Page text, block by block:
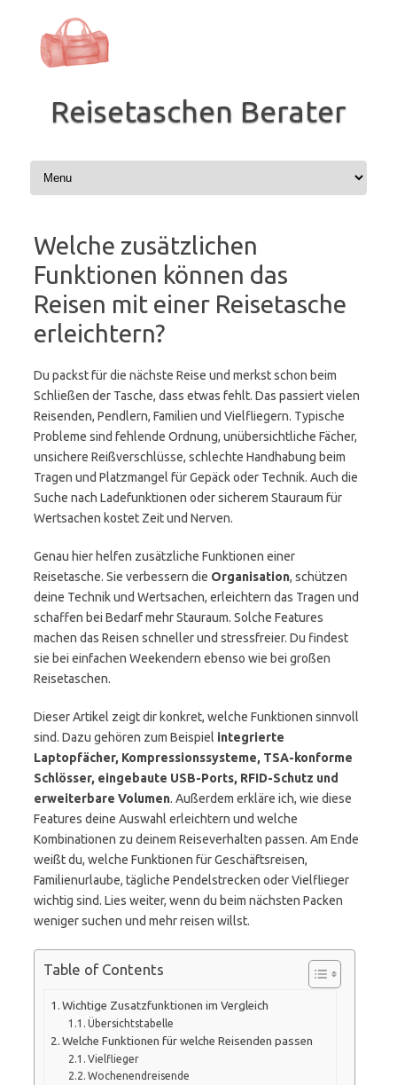
springen
Reisetaschen Berater
Welche zusätzlichen
Funktionen können das
Reisen mit einer Reisetasche
erleichtern?
Du packst für die nächste Reise und merkst schon beim
Schließen der Tasche, dass etwas fehlt. Das passiert vielen
Reisenden, Pendlern, Familien und Vielfliegern. Typische
Probleme sind fehlende Ordnung, unübersichtliche Fächer,
unsichere Reißverschlüsse, schlechte Handhabung beim
Tragen und Platzmangel für Gepäck oder Technik. Auch die
Suche nach Ladefunktionen oder sicherem Stauraum für
Wertsachen kostet Zeit und Nerven.
Genau hier helfen zusätzliche Funktionen einer
Reisetasche. Sie verbessern die Organisation, schützen
deine Technik und Wertsachen, erleichtern das Tragen und
schaffen bei Bedarf mehr Stauraum. Solche Features
machen das Reisen schneller und stressfreier. Du findest
sie bei einfachen Weekendern ebenso wie bei großen
Reisetaschen.
Dieser Artikel zeigt dir konkret, welche Funktionen sinnvoll
sind. Dazu gehören zum Beispiel integrierte
Laptopfächer, Kompressionssysteme, TSA-konforme
Schlösser, eingebaute USB-Ports, RFID-Schutz und
erweiterbare Volumen. Außerdem erkläre ich, wie diese
Features deine Auswahl erleichtern und welche
Kombinationen zu deinem Reiseverhalten passen. Am Ende
weißt du, welche Funktionen für Geschäftsreisen,
Familienurlaube, tägliche Pendelstrecken oder Vielflieger
wichtig sind. Lies weiter, wenn du beim nächsten Packen
weniger suchen und mehr reisen willst.
Table of Contents
Wichtige Zusatzfunktionen im Vergleich
Übersichtstabelle
Welche Funktionen für welche Reisenden passen
Vielflieger
Wochenendreisende